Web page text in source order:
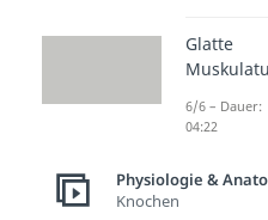
Die
jeder Zelle.
Glatte
6/6 – Dauer:
04:22
Physiologie &
Knochen